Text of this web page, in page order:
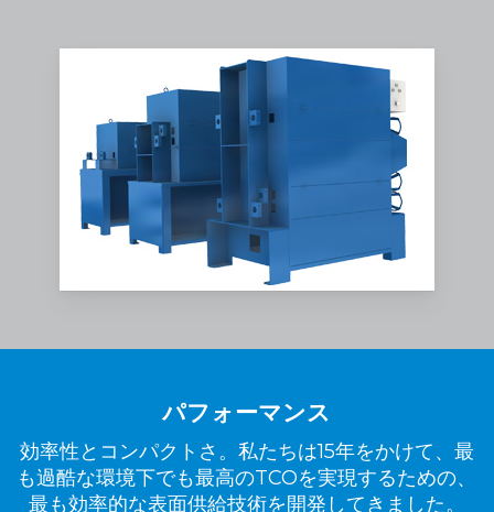
パフォーマンス
効率性とコンパクトさ。私たちは15年をかけて、最
も過酷な環境下でも最高のTCOを実現するための、
最も効率的な表面供給技術を開発してきました。